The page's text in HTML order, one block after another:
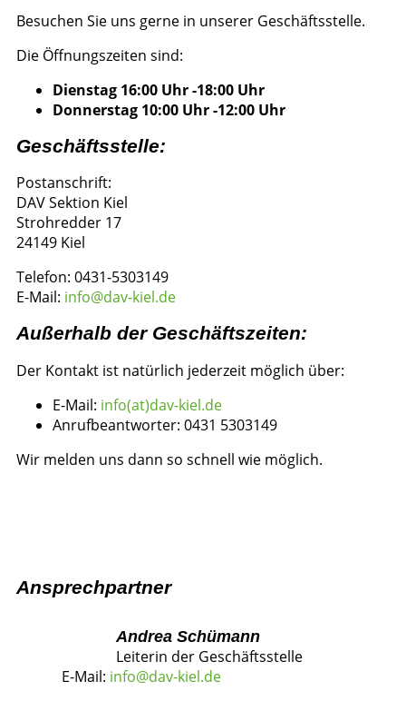
Besuchen Sie uns gerne in unserer Geschäftsstelle.
Die Öffnungszeiten sind:
Dienstag 16:00 Uhr -18:00 Uhr
Donnerstag 10:00 Uhr -12:00 Uhr
Geschäftsstelle:
Postanschrift:
DAV Sektion Kiel
Strohredder 17
24149 Kiel
Telefon: 0431-5303149
E-Mail: info@dav-kiel.de
Außerhalb der Geschäftszeiten:
Der Kontakt ist natürlich jederzeit möglich über:
E-Mail: info(at)dav-kiel.de
Anrufbeantworter: 0431 5303149
Wir melden uns dann so schnell wie möglich.
Ansprechpartner
Andrea Schümann
Leiterin der Geschäftsstelle
E-Mail: info@dav-kiel.de